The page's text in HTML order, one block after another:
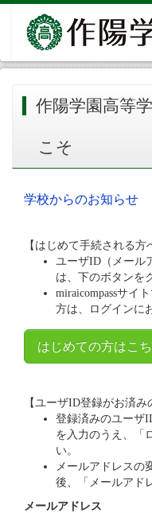
作陽学園高等
こそ
学校からのお知らせ
【はじめて手続される方
ユーザID（メール
は、下のボタンを
miraicompassサイ
方は、ログインに
はじめての方はこ
【ユーザID登録がお済み
登録済みのユーザ
を入力のうえ、「
い。
メールアドレスの
後、「メールアド
メールアドレス